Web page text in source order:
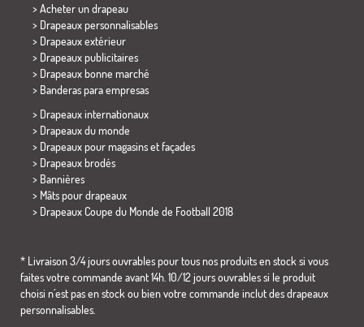
> Acheter un drapeau
> Drapeaux personnalisables
> Drapeaux extérieur
> Drapeaux publicitaires
> Drapeaux bonne marché
> Banderas para empresas
> Drapeaux internationaux
> Drapeaux du monde
> Drapeaux pour magasins et façades
> Drapeaux brodés
> Bannières
> Mâts pour drapeaux
> Drapeaux Coupe du Monde de Football 2018
* Livraison 3/4 jours ouvrables pour tous nos produits en stock si vous
faites votre commande avant 14h. 10/12 jours ouvrables si le produit
choisi n´est pas en stock ou bien votre commande inclut des drapeaux
personnalisables.